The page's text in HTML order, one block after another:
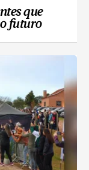
que
futuro